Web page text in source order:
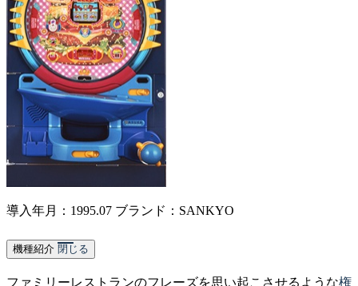
導入年月：1995.07 ブランド：SANKYO
機種紹介 閉じる
ファミリーレストランのフレーズを思い起こさせるような権